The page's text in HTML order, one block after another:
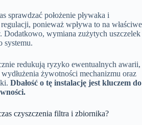
sprawdzać położenie pływaka i
ponieważ wpływa to na właściwe
Dodatkowo, wymiana zużytych uszczelek
systemu.
redukują ryzyko ewentualnych awarii,
żywotności mechanizmu oraz
Dbałość o tę instalację jest kluczem do
czyszczenia filtra i zbiornika?